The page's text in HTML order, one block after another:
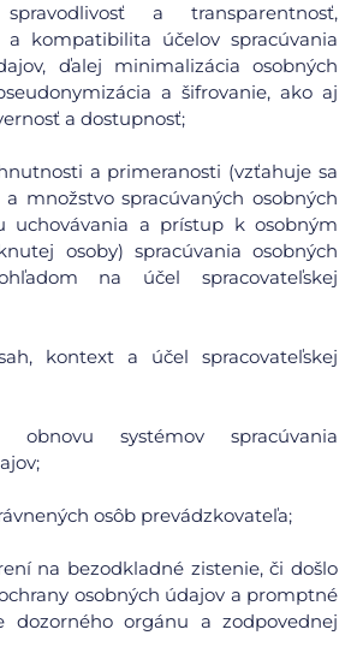
a transparentnosť,
a kompatibilita účelov spracúvania
ďalej minimalizácia osobných
a šifrovanie, ako aj
a dostupnosť;
a primeranosti (vzťahuje sa
množstvo spracúvaných osobných
uchovávania a prístup k osobným
osoby) spracúvania osobných
na účel spracovateľskej
kontext a účel spracovateľskej
systémov spracúvania
osôb prevádzkovateľa;
na bezodkladné zistenie, či došlo
osobných údajov a promptné
dozorného orgánu a zodpovednej